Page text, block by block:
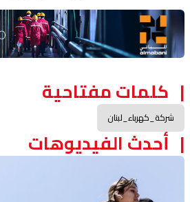
Advertisement Section
كلمات مفتاحية
شركة_كهرباء_لبنان
أحدث الفيديوهات